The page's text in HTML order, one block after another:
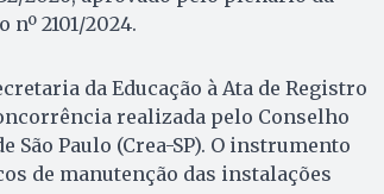
2101/2024.
da Educação à Ata de Registro
realizada pelo Conselho
Paulo (Crea-SP). O instrumento
de manutenção das instalações